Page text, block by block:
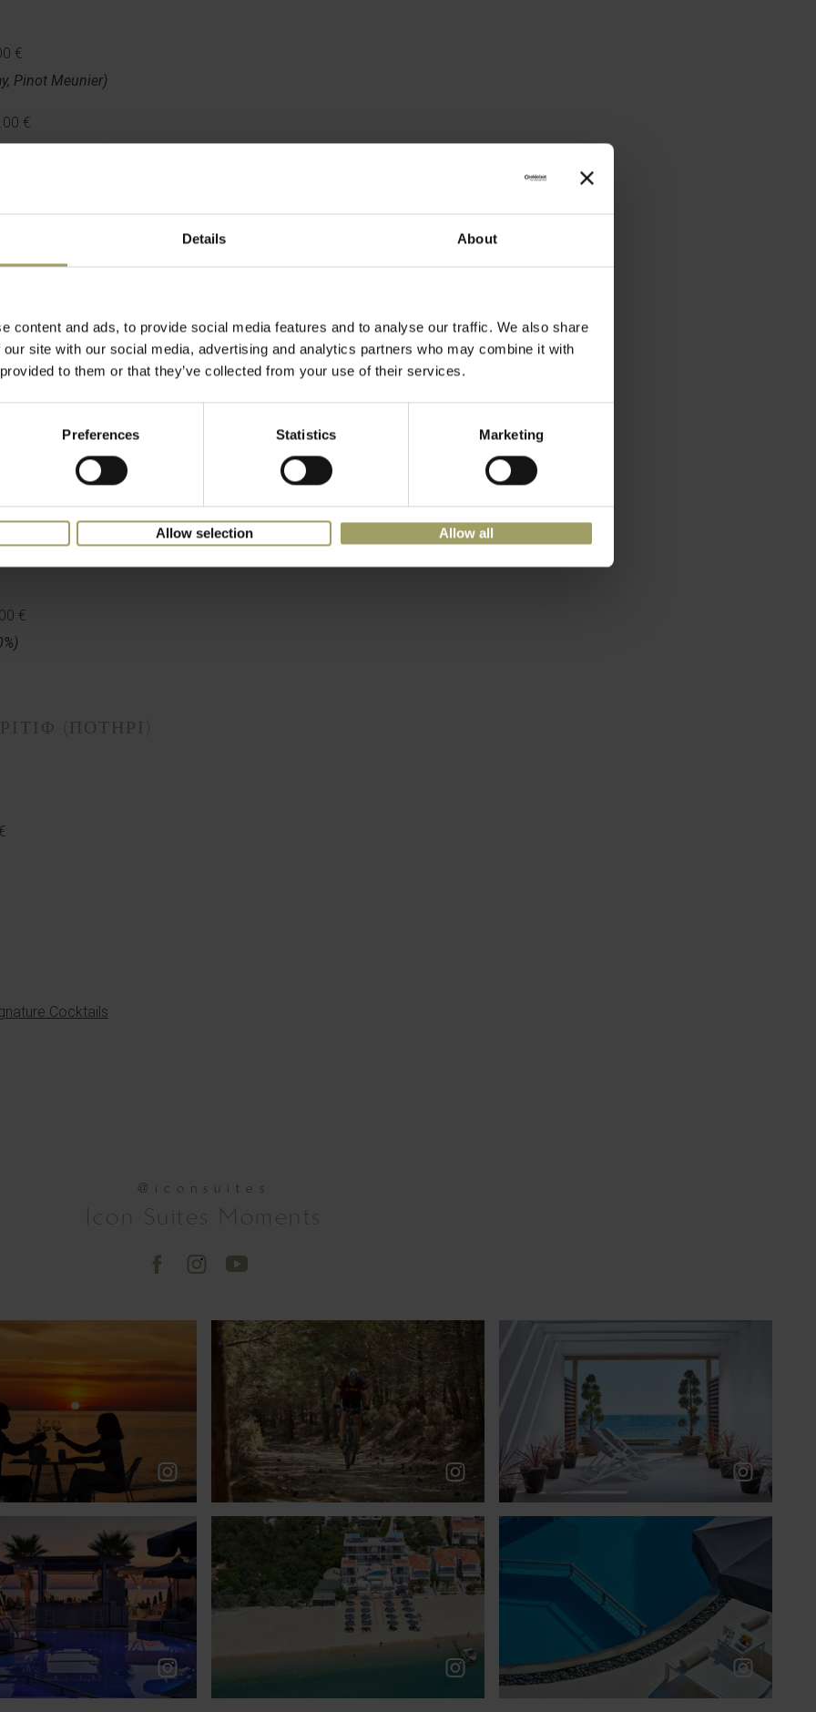
Details About
content and ads, to provide social media features and to analyse our traffic. We also share
site with our social media, advertising and analytics partners who may combine it with
to them or that they’ve collected from your use of their services.
Preferences Statistics Marketing
Allow selection Allow all
€
Pinot Meunier)
€
Pinot Meunier)
Pinot Meunier)
€
€
Sauvignon)
€
| 78.00 €
€
(ΠΟΤΗΡΙ)
Cocktails
@iconsuites
Icon Suites Moments